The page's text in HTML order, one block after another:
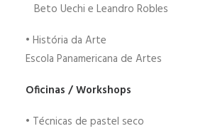
Beto Uechi e Leandro Robles
• História da Arte
Escola Panamericana de Artes
Oficinas / Workshops
• Técnicas de pastel seco